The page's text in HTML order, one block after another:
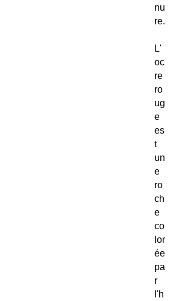
nu
re.
L'
oc
re
ro
ug
e
es
t
un
e
ro
ch
e
co
lor
ée
pa
r
l'h